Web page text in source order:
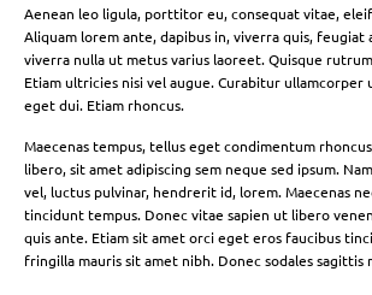
Aenean leo ligula, porttitor eu, consequat vitae,
Aliquam lorem ante, dapibus in, viverra quis, feugiat
viverra nulla ut metus varius laoreet. Quisque
Etiam ultricies nisi vel augue. Curabitur ullamcorper
eget dui. Etiam rhoncus.
Maecenas tempus, tellus eget condimentum
libero, sit amet adipiscing sem neque sed ipsum.
vel, luctus pulvinar, hendrerit id, lorem. Maecenas
tincidunt tempus. Donec vitae sapien ut libero
quis ante. Etiam sit amet orci eget eros faucibus
fringilla mauris sit amet nibh. Donec sodales sagittis